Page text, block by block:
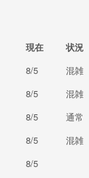
現在 状況
8/5 混雑
8/5 混雑
8/5 通常
8/5 混雑
8/5